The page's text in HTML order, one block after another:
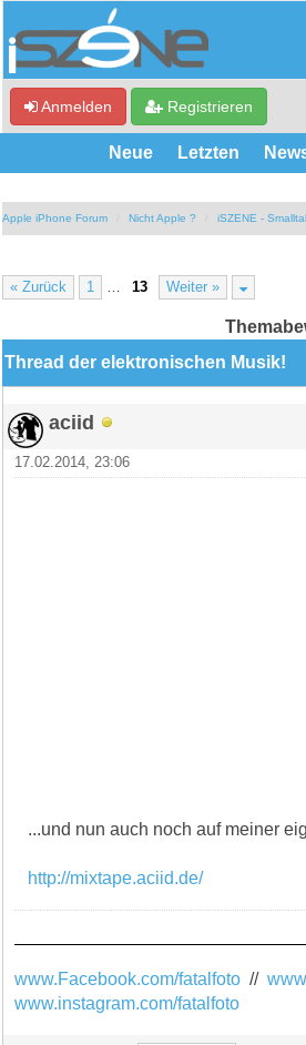
Anmelden Registrieren
Neue Letzten
Apple iPhone Forum Nicht Apple ? iSZENE -
« Zurück 1 13 Weiter »
Thread der elektronischen Musik!
aciid
17.02.2014, 23:06
...und nun auch noch auf meiner
http://mixtape.aciid.de/
www.Facebook.com/fatalfoto //
www.instagram.com/fatalfoto